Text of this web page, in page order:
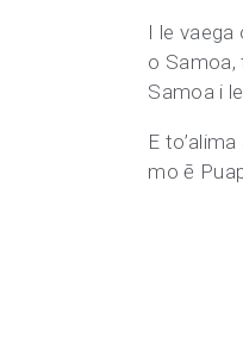
I le vaega
o Samoa,
Samoa i
E
mo ē